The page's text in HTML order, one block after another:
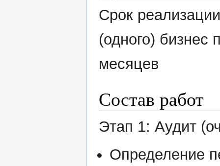
Срок
(одного) бизнес
месяцев
Состав работ
Этап 1: Аудит
Определение